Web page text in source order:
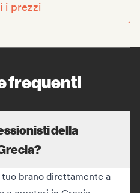
i prezzi
frequenti
della
brano direttamente a